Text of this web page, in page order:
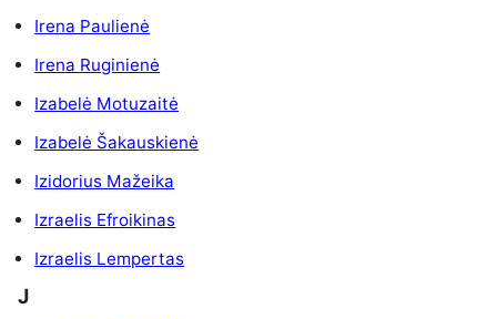
Irena Paulienė
Irena Ruginienė
Izabelė Motuzaitė
Izabelė Šakauskienė
Izidorius Mažeika
Izraelis Efroikinas
Izraelis Lempertas
J